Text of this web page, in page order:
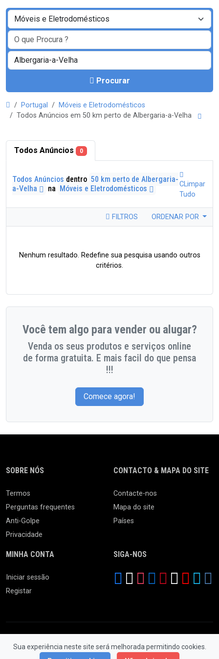
Procurar
Portugal
Móveis e Eletrodomésticos
Todos Anúncios em 50 km perto de Albergaria-a-Velha
Todos Anúncios 0
Todos Anúncios dentro 50 km perto de Albergaria-
a-Velha
na Móveis e Eletrodomésticos
CLimpar
Tudo
FILTROS ORDENAR POR
Nenhum resultado. Redefine sua pesquisa usando outros
critérios.
Você tem algo para vender ou alugar?
Venda os seus produtos e serviços online
de forma gratuita. E mais facil do que pensa
!!!
Comece agora!
Sua experiência neste site será melhorada permitindo cookies.
SOBRE NÓS
Termos
Perguntas frequentes
Anti-Golpe
Privacidade
CONTACTO & MAPA DO SITE
Contacte-nos
Mapa do site
Países
MINHA CONTA
Iniciar sessão
Registar
SIGA-NOS
© 2026 Feira da Ladra. Todos os Direitos Reservados.